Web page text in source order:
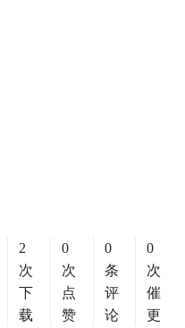
2
次
下
载
0
次
点
赞
0
条
评
论
0
次
催
更